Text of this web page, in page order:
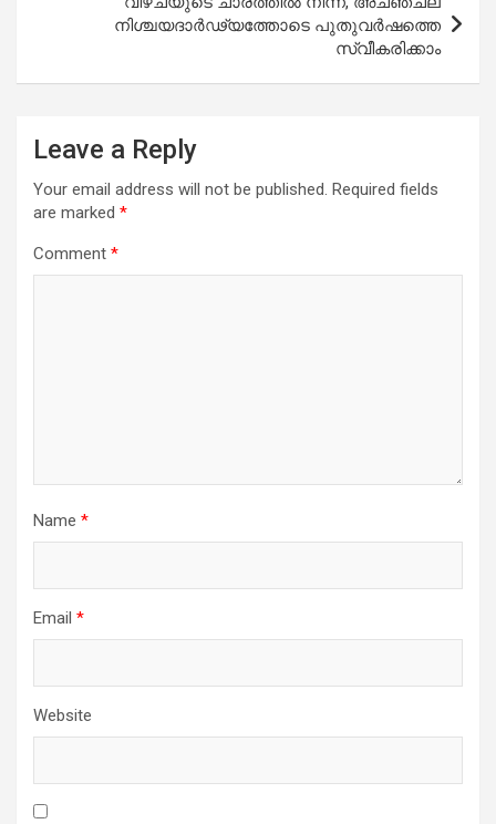
നിശ്ചയദാർഢ്യത്തോടെ പുതുവർഷത്തെ
സ്വീകരിക്കാം
Leave a Reply
Your email address will not be published. Required fields
are marked *
Comment *
Name *
Email *
Website